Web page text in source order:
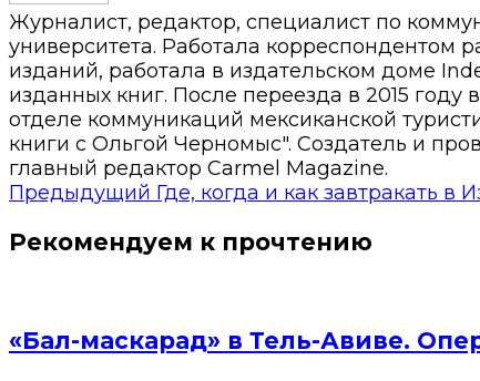
Журналист, редактор, специалист по
университета. Работала корреспондентом
изданий, работала в издательском доме
изданных книг. После переезда в 2015 году
отделе коммуникаций мексиканской
книги с Ольгой Черномыс". Создатель и
главный редактор Carmel Magazine.
Предыдущий Где, когда и как завтракать в
Рекомендуем к прочтению
«Бал-маскарад» в Тель-Авиве.